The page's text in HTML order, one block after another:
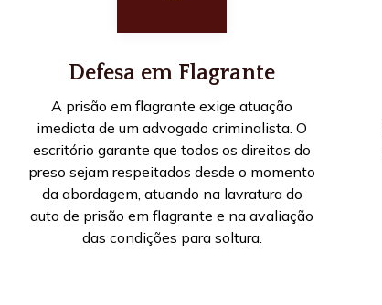
Defesa em Flagrante
A prisão em flagrante exige atuação
imediata de um advogado criminalista. O
escritório garante que todos os direitos do
preso sejam respeitados desde o momento
da abordagem, atuando na lavratura do
auto de prisão em flagrante e na avaliação
das condições para soltura.